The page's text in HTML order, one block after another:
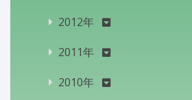
2012年
2011年
2010年